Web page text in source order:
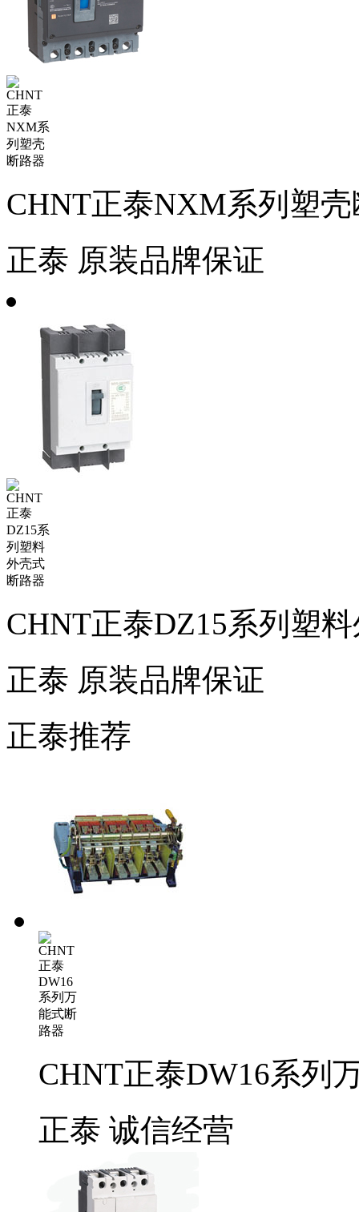
CHNT正泰NXM系列塑
正泰 原装品牌保证
CHNT正泰DZ15系列塑
正泰 原装品牌保证
正泰推荐
CHNT正泰DW16系列
正泰 诚信经营